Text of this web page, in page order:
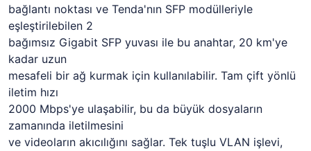
bağlantı noktası ve Tenda'nın SFP modülleriyle
eşleştirilebilen 2
bağımsız Gigabit SFP yuvası ile bu anahtar, 20 km'ye
kadar uzun
mesafeli bir ağ kurmak için kullanılabilir. Tam çift yönlü
iletim hızı
2000 Mbps'ye ulaşabilir, bu da büyük dosyaların
zamanında iletilmesini
ve videoların akıcılığını sağlar. Tek tuşlu VLAN işlevi,